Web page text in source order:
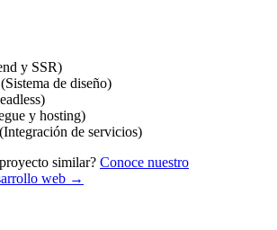
y SSR)
de diseño)
y hosting)
de servicios)
similar? Conoce nuestro
web →